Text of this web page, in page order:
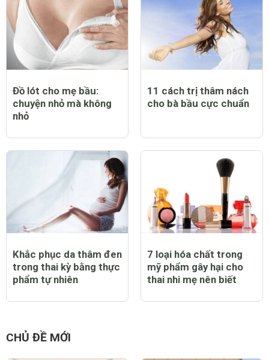
Đồ lót cho mẹ bầu:
chuyện nhỏ mà không
nhỏ
11 cách trị thâm nách
cho bà bầu cực chuẩn
Khắc phục da thâm đen
trong thai kỳ bằng thực
phẩm tự nhiên
7 loại hóa chất trong
mỹ phẩm gây hại cho
thai nhi mẹ nên biết
CHỦ ĐỀ MỚI